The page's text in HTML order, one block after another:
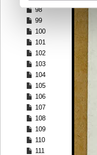
98
99
100
101
102
103
104
105
106
107
108
109
110
111